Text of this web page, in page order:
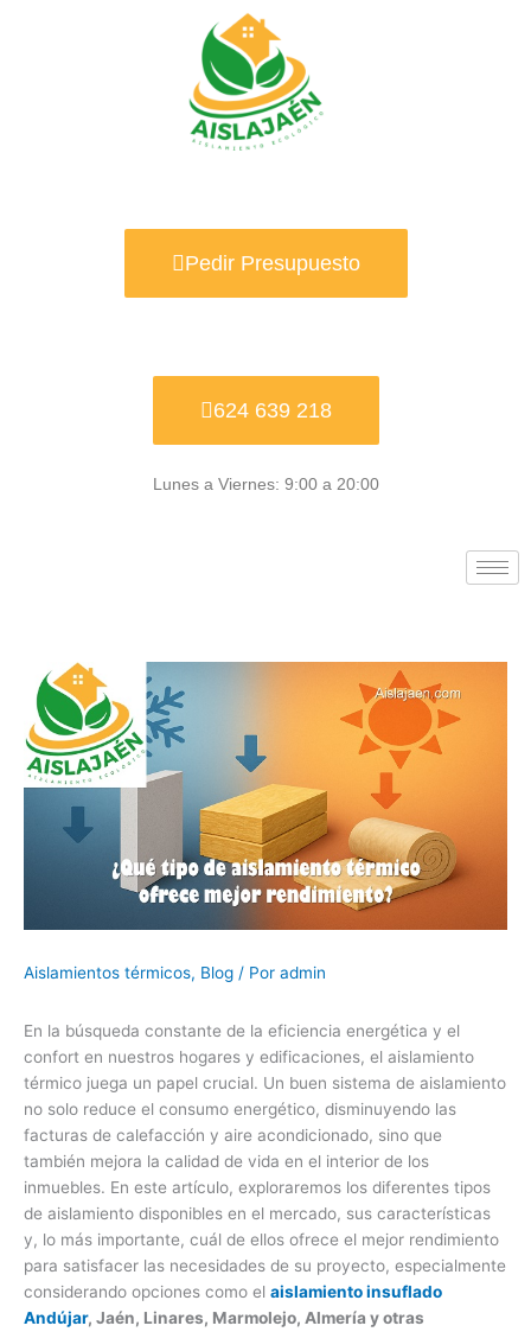
Pedir Presupuesto
624 639 218
Lunes a Viernes: 9:00 a 20:00
Aislamientos térmicos, Blog / Por admin
En la búsqueda constante de la eficiencia energética y el
confort en nuestros hogares y edificaciones, el aislamiento
térmico juega un papel crucial. Un buen sistema de aislamiento
no solo reduce el consumo energético, disminuyendo las
facturas de calefacción y aire acondicionado, sino que
también mejora la calidad de vida en el interior de los
inmuebles. En este artículo, exploraremos los diferentes tipos
de aislamiento disponibles en el mercado, sus características
y, lo más importante, cuál de ellos ofrece el mejor rendimiento
para satisfacer las necesidades de su proyecto, especialmente
considerando opciones como el aislamiento insuflado
Andújar, Jaén, Linares, Marmolejo, Almería y otras